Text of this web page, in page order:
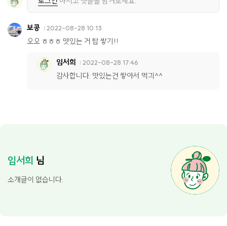
보콩 2022-08-28 10:13
오오 ㅎㅎㅎ 맛있는 거 탑 쌓기!!
임서희 2022-08-28 17:46
감사합니다. 맛있는건 쌓아서 먹긔^^
임서희 님
소개글이 없습니다.